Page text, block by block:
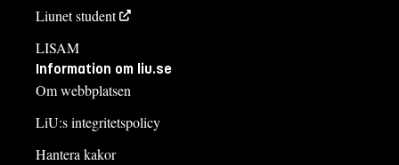
Liunet student
LISAM
Information om liu.se
Om webbplatsen
LiU:s integritetspolicy
Hantera kakor